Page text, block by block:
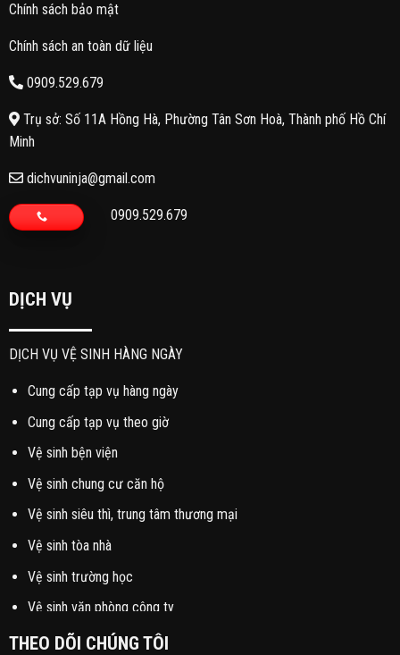
Chính sách bảo mật
Chính sách an toàn dữ liệu
0909.529.679
Trụ sở: Số 11A Hồng Hà, Phường Tân Sơn Hoà, Thành phố Hồ Chí
Minh
dichvuninja@gmail.com
0909.529.679
DỊCH VỤ
DỊCH VỤ VỆ SINH HÀNG NGÀY
Cung cấp tạp vụ hàng ngày
Cung cấp tạp vụ theo giờ
Vệ sinh bện viện
Vệ sinh chung cư căn hộ
Vệ sinh siêu thì, trung tâm thương mại
Vệ sinh tòa nhà
Vệ sinh trường học
Vệ sinh văn phòng công ty
DỊCH VỤ VỆ SINH ĐỊNH KỲ
THEO DÕI CHÚNG TÔI